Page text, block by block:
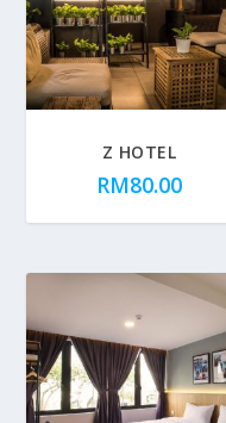
Z HOTEL
RM80.00